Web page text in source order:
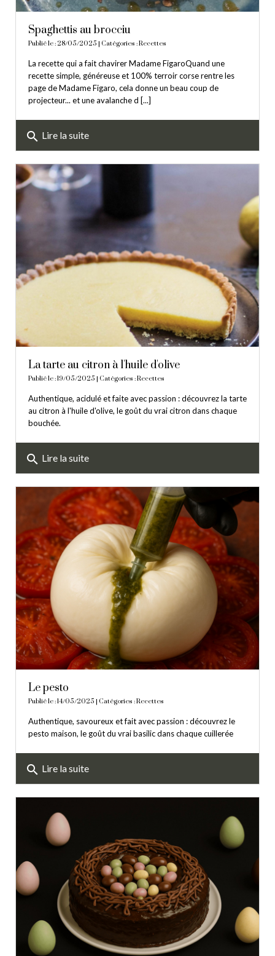
Spaghettis au brocciu
Publié le : 28/05/2025 | Catégories :Recettes
La recette qui a fait chavirer Madame FigaroQuand une
recette simple, généreuse et 100% terroir corse rentre les
page de Madame Figaro, cela donne un beau coup de
projecteur... et une avalanche d [...]
search Lire la suite
La tarte au citron à l'huile d'olive
Publié le : 19/05/2025 | Catégories :Recettes
Authentique, acidulé et faite avec passion : découvrez la tarte
au citron à l'huile d'olive, le goût du vrai citron dans chaque
bouchée.
search Lire la suite
Le pesto
Publié le : 14/05/2025 | Catégories :Recettes
Authentique, savoureux et fait avec passion : découvrez le
pesto maison, le goût du vrai basilic dans chaque cuillerée
search Lire la suite